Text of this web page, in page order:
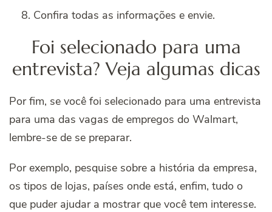
Confira todas as informações e envie.
Foi selecionado para uma
entrevista? Veja algumas dicas
Por fim, se você foi selecionado para uma entrevista
para uma das vagas de empregos do Walmart,
lembre-se de se preparar.
Por exemplo, pesquise sobre a história da empresa,
os tipos de lojas, países onde está, enfim, tudo o
que puder ajudar a mostrar que você tem interesse.